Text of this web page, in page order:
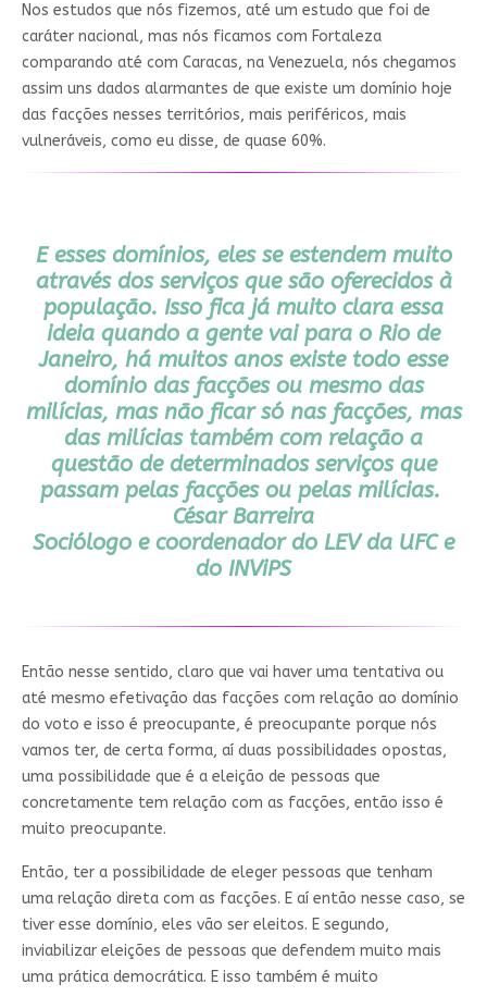
Nos estudos que nós fizemos, até um estudo que foi de
caráter nacional, mas nós ficamos com Fortaleza
comparando até com Caracas, na Venezuela, nós chegamos
assim uns dados alarmantes de que existe um domínio hoje
das facções nesses territórios, mais periféricos, mais
vulneráveis, como eu disse, de quase 60%.
E esses domínios, eles se estendem muito
através dos serviços que são oferecidos à
população. Isso fica já muito clara essa
ideia quando a gente vai para o Rio de
Janeiro, há muitos anos existe todo esse
domínio das facções ou mesmo das
milícias, mas não ficar só nas facções, mas
das milícias também com relação a
questão de determinados serviços que
passam pelas facções ou pelas milícias.
César Barreira
Sociólogo e coordenador do LEV da UFC e
do INViPS
Então nesse sentido, claro que vai haver uma tentativa ou
até mesmo efetivação das facções com relação ao domínio
do voto e isso é preocupante, é preocupante porque nós
vamos ter, de certa forma, aí duas possibilidades opostas,
uma possibilidade que é a eleição de pessoas que
concretamente tem relação com as facções, então isso é
muito preocupante.
Então, ter a possibilidade de eleger pessoas que tenham
uma relação direta com as facções. E aí então nesse caso, se
tiver esse domínio, eles vão ser eleitos. E segundo,
inviabilizar eleições de pessoas que defendem muito mais
uma prática democrática. E isso também é muito